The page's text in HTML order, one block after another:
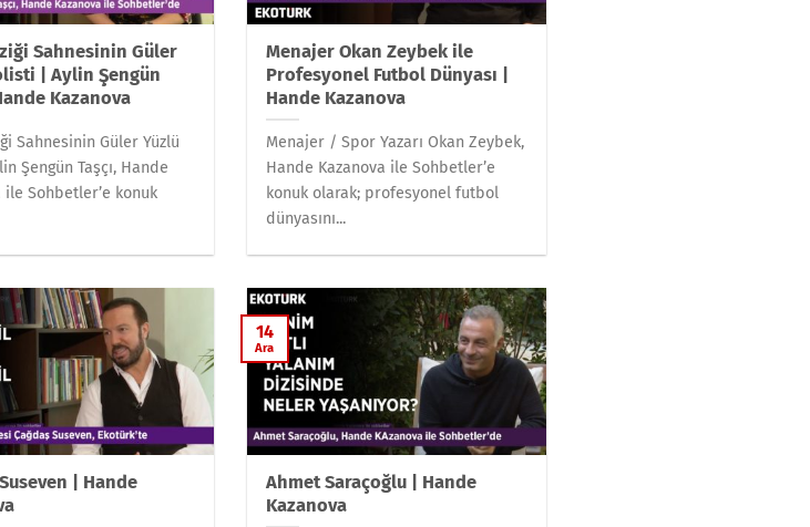
Sahnesinin Güler
| Aylin Şengün
Kazanova
Sahnesinin Güler Yüzlü
Şengün Taşçı, Hande
ile Sohbetler’e konuk
Menajer Okan Zeybek ile
Profesyonel Futbol Dünyası |
Hande Kazanova
Menajer / Spor Yazarı Okan Zeybek,
Hande Kazanova ile Sohbetler’e
konuk olarak; profesyonel futbol
dünyasını...
| Hande
Ahmet Saraçoğlu | Hande
Kazanova
14
Ara